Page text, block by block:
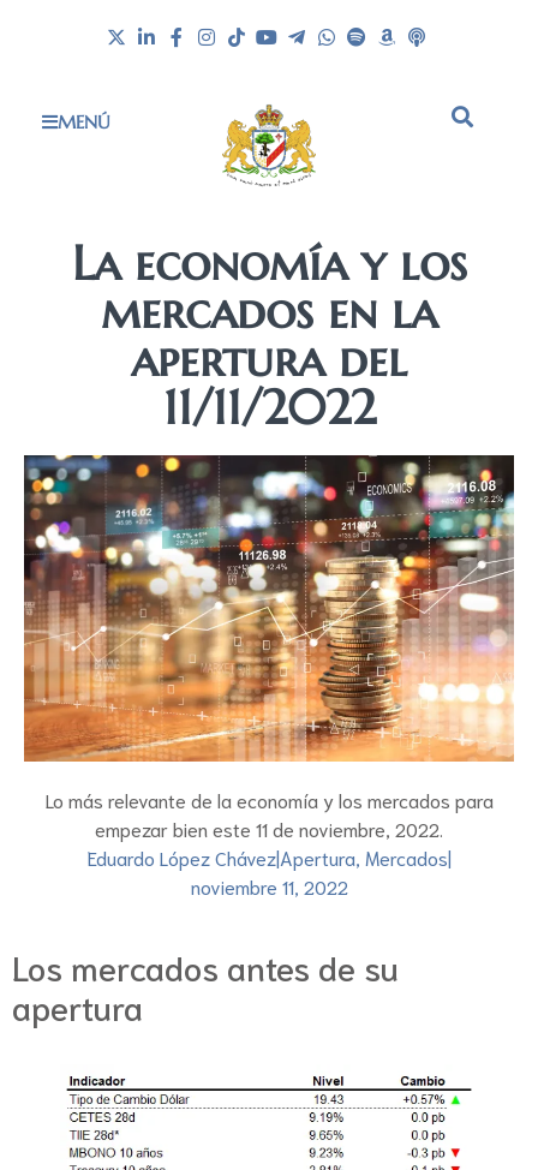
MENÚ
La economía y los
mercados en la
apertura del
11/11/2022
Lo más relevante de la economía y los mercados para
empezar bien este 11 de noviembre, 2022.
Eduardo López Chávez|Apertura, Mercados|
noviembre 11, 2022
Los mercados antes de su
apertura